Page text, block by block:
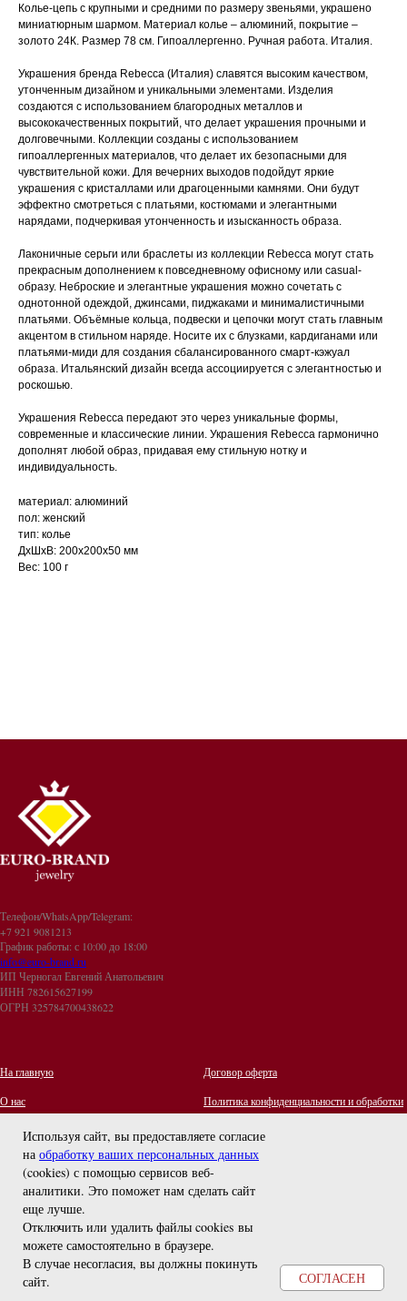
Колье-цепь с крупными и средними по размеру звеньями, украшено
миниатюрным шармом. Материал колье – алюминий, покрытие –
золото 24К. Размер 78 см. Гипоаллергенно. Ручная работа. Италия.
Украшения бренда Rebecca (Италия) славятся высоким качеством,
утонченным дизайном и уникальными элементами. Изделия
создаются с использованием благородных металлов и
высококачественных покрытий, что делает украшения прочными и
долговечными. Коллекции созданы с использованием
гипоаллергенных материалов, что делает их безопасными для
чувствительной кожи. Для вечерних выходов подойдут яркие
украшения с кристаллами или драгоценными камнями. Они будут
эффектно смотреться с платьями, костюмами и элегантными
нарядами, подчеркивая утонченность и изысканность образа.
Лаконичные серьги или браслеты из коллекции Rebecca могут стать
прекрасным дополнением к повседневному офисному или casual-
образу. Неброские и элегантные украшения можно сочетать с
однотонной одеждой, джинсами, пиджаками и минималистичными
платьями. Объёмные кольца, подвески и цепочки могут стать главным
акцентом в стильном наряде. Носите их с блузками, кардиганами или
платьями-миди для создания сбалансированного смарт-кэжуал
образа. Итальянский дизайн всегда ассоциируется с элегантностью и
роскошью.
Украшения Rebecca передают это через уникальные формы,
современные и классические линии. Украшения Rebecca гармонично
дополнят любой образ, придавая ему стильную нотку и
индивидуальность.
материал: алюминий
пол: женский
тип: колье
ДxШxВ: 200x200x50 мм
Вес: 100 г
задайте вопрос
Используя сайт, вы предоставляете согласие
на обработку ваших персональных данных
(cookies) с помощью сервисов веб-
аналитики. Это поможет нам сделать сайт
еще лучше.
Отключить или удалить файлы cookies вы
можете самостоятельно в браузере.
В случае несогласия, вы должны покинуть
сайт.
СОГЛАСЕН
Телефон/WhatsApp/Telegram:
+7 921 9081213
График работы: с 10:00 до 18:00
info@euro-brand.ru
ИП Черногал Евгений Анатольевич
ИНН 782615627199
ОГРН 325784700438622
На главную
О нас
Контакты
Отзывы
Договор оферта
Политика конфиденциальности и обработки
персональных данных
Оплата и Доставка